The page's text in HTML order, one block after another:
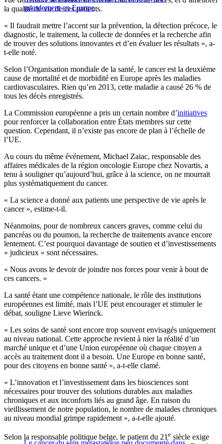
grandement en Europe
la qualité de vie de ces patients.
« Il faudrait mettre l’accent sur la prévention, la détection précoce, le
diagnostic, le traitement, la collecte de données et la recherche afin
de trouver des solutions innovantes et d’en évaluer les résultats », a-
t-elle noté.
Selon l’Organisation mondiale de la santé, le cancer est la deuxième
cause de mortalité et de morbidité en Europe après les maladies
cardiovasculaires. Rien qu’en 2013, cette maladie a causé 26 % de
tous les décès enregistrés.
La Commission européenne a pris un certain nombre d’initiatives
pour renforcer la collaboration entre États membres sur cette
question. Cependant, il n’existe pas encore de plan à l’échelle de
l’UE.
Au cours du même événement, Michael Zaiac, responsable des
affaires médicales de la région oncologie Europe chez Novartis, a
tenu à souligner qu’aujourd’hui, grâce à la science, on ne mourrait
plus systématiquement du cancer.
« La science a donné aux patients une perspective de vie après le
cancer », estime-t-il.
Néanmoins, pour de nombreux cancers graves, comme celui du
pancréas ou du poumon, la recherche de traitements avance encore
lentement. C’est pourquoi davantage de soutien et d’investissements
« judicieux » sont nécessaires.
« Nous avons le devoir de joindre nos forces pour venir à bout de
ces cancers. »
La santé étant une compétence nationale, le rôle des institutions
européennes est limité, mais l’UE peut encourager et stimuler le
débat, souligne Lieve Wierinck.
« Les soins de santé sont encore trop souvent envisagés uniquement
au niveau national. Cette approche revient à nier la réalité d’un
marché unique et d’une Union européenne où chaque citoyen a
accès au traitement dont il a besoin. Une Europe en bonne santé,
pour des citoyens en bonne santé », a-t-elle clamé.
« L’innovation et l’investissement dans les biosciences sont
nécessaires pour trouver des solutions durables aux maladies
chroniques et aux inconforts liés au grand âge. En raison du
vieillissement de notre population, le nombre de malades chroniques
au niveau mondial grimpe rapidement », a-t-elle ajouté.
Selon la responsable politique belge, le patient du 21e siècle exige